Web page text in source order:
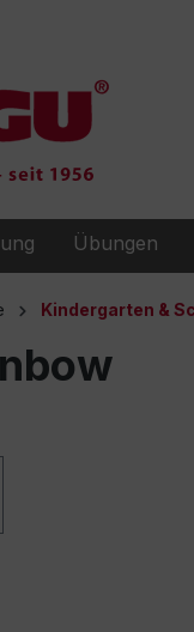
Übungen
Kindergarten &